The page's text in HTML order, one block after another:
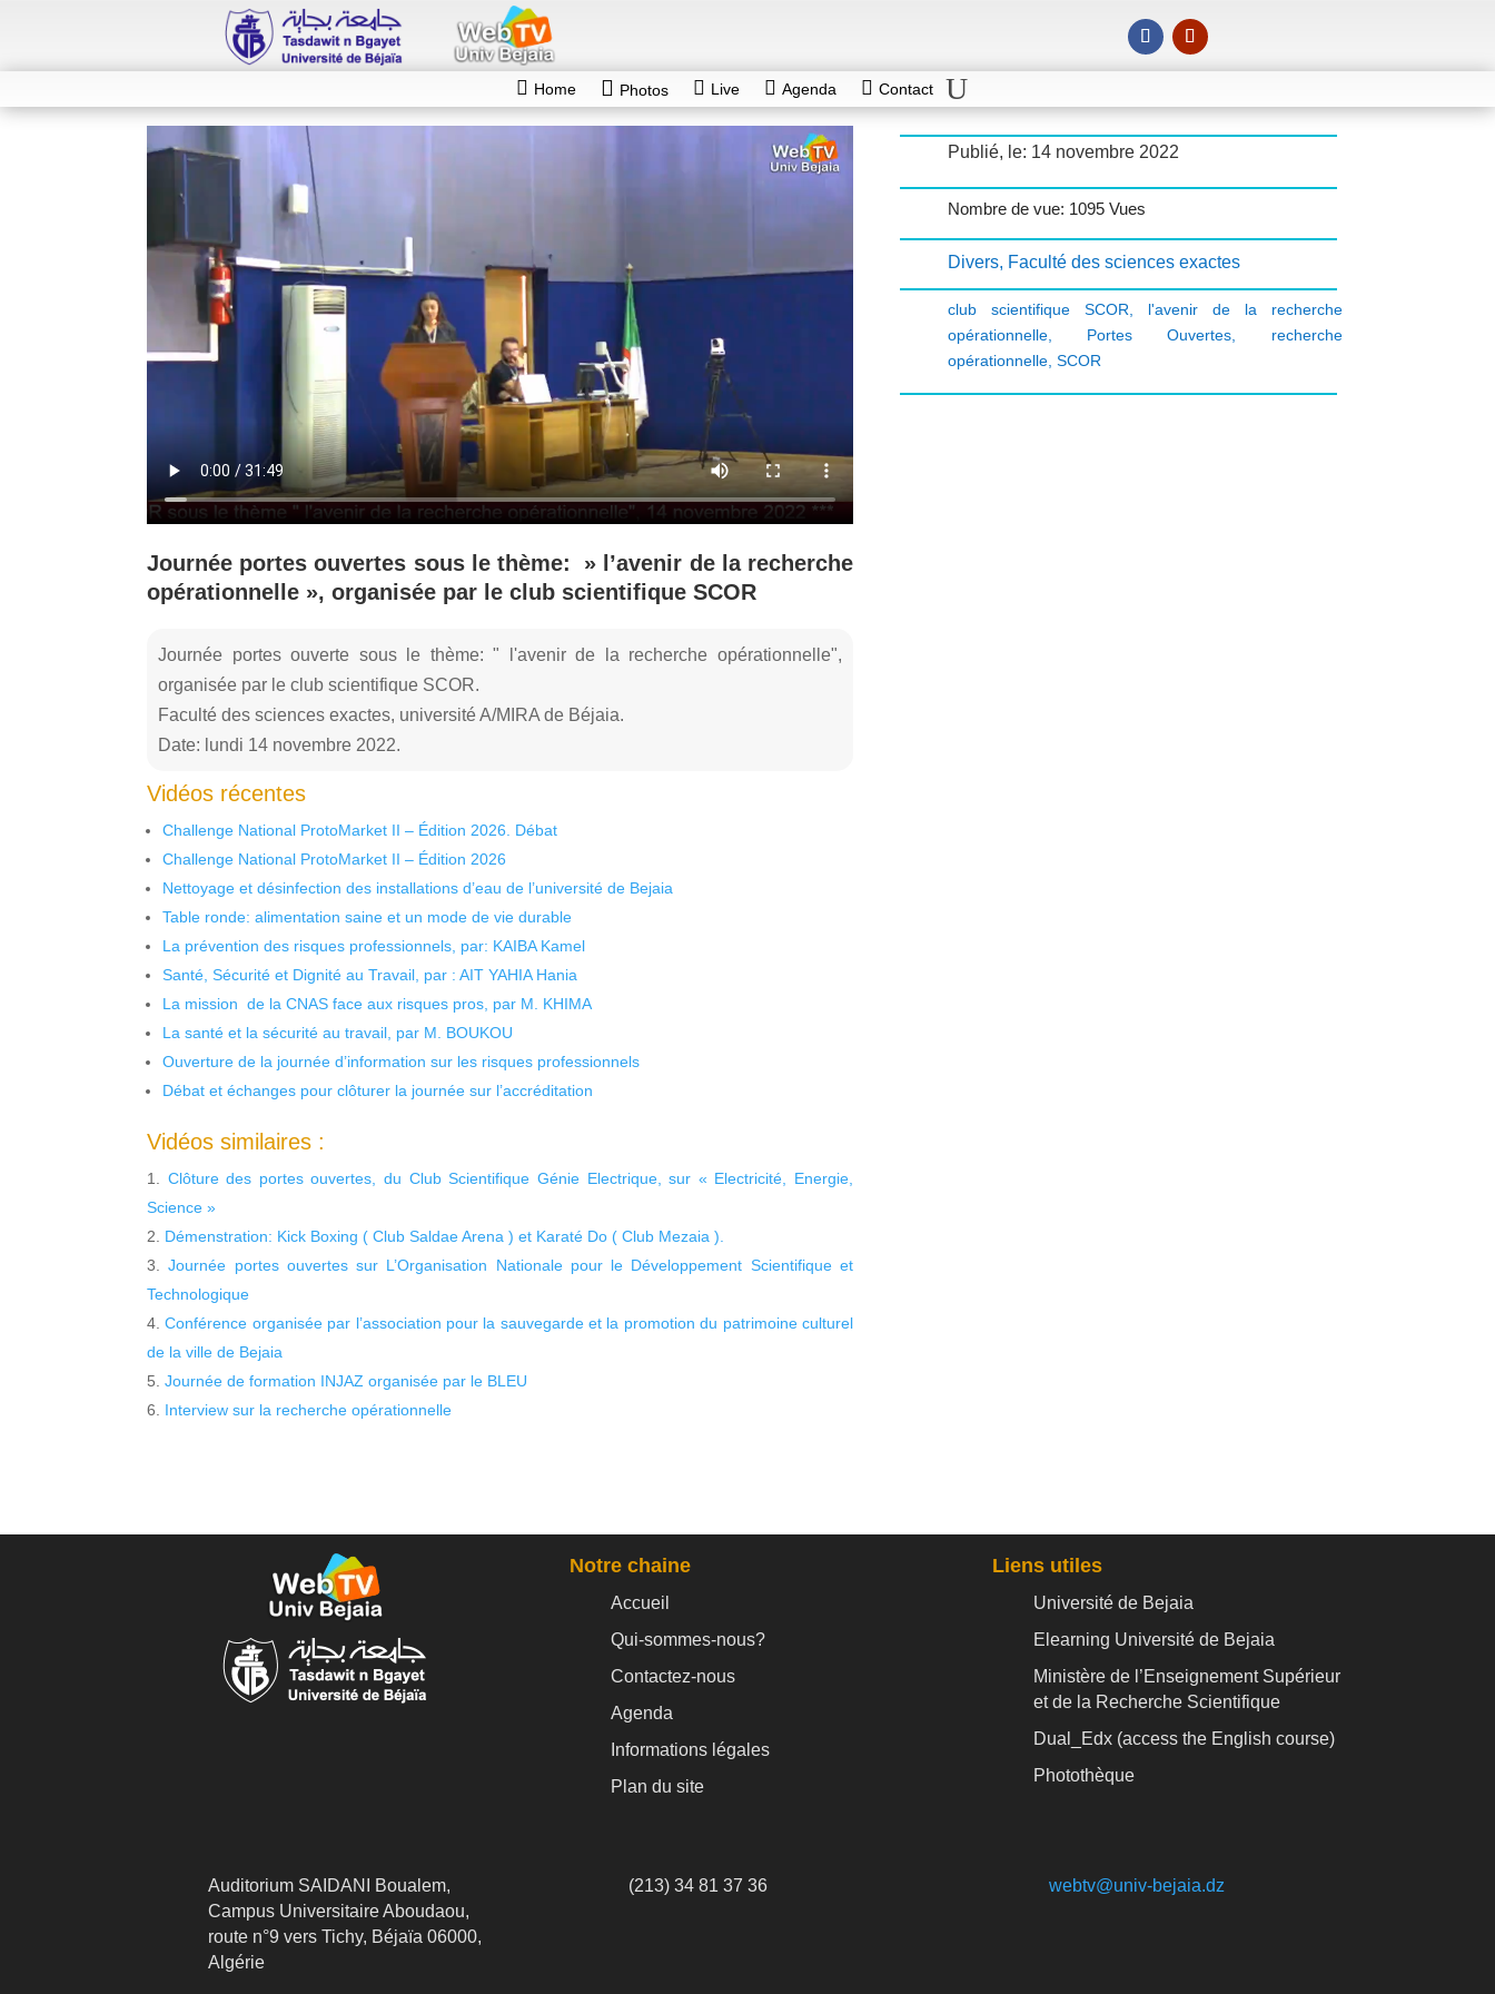
Home Photos Live Agenda Contact
Journée portes ouvertes sous le thème: » l’avenir de la recherche
opérationnelle », organisée par le club scientifique SCOR
Journée portes ouverte sous le thème: " l'avenir de la recherche opérationnelle",
organisée par le club scientifique SCOR.
Faculté des sciences exactes, université A/MIRA de Béjaia.
Date: lundi 14 novembre 2022.
Vidéos récentes
Challenge National ProtoMarket II – Édition 2026. Débat
Challenge National ProtoMarket II – Édition 2026
Nettoyage et désinfection des installations d’eau de l’université de Bejaia
Table ronde: alimentation saine et un mode de vie durable
La prévention des risques professionnels, par: KAIBA Kamel
Santé, Sécurité et Dignité au Travail, par : AIT YAHIA Hania
La mission de la CNAS face aux risques pros, par M. KHIMA
La santé et la sécurité au travail, par M. BOUKOU
Ouverture de la journée d’information sur les risques professionnels
Débat et échanges pour clôturer la journée sur l’accréditation
Vidéos similaires :
Clôture des portes ouvertes, du Club Scientifique Génie Electrique, sur « Electricité, Energie,
Science »
Démenstration: Kick Boxing ( Club Saldae Arena ) et Karaté Do ( Club Mezaia ).
Journée portes ouvertes sur L’Organisation Nationale pour le Développement Scientifique et
Technologique
Conférence organisée par l’association pour la sauvegarde et la promotion du patrimoine culturel
de la ville de Bejaia
Journée de formation INJAZ organisée par le BLEU
Interview sur la recherche opérationnelle
Publié, le: 14 novembre 2022
Nombre de vue: 1095 Vues
Divers, Faculté des sciences exactes
club scientifique SCOR, l'avenir de la recherche
opérationnelle, Portes Ouvertes, recherche
opérationnelle, SCOR
Notre chaine
Accueil
Qui-sommes-nous?
Contactez-nous
Agenda
Informations légales
Plan du site
Liens utiles
Université de Bejaia
Elearning Université de Bejaia
Ministère de l’Enseignement Supérieur
et de la Recherche Scientifique
Dual_Edx (access the English course)
Photothèque
Auditorium SAIDANI Boualem,
Campus Universitaire Aboudaou,
route n°9 vers Tichy, Béjaïa 06000,
Algérie
(213) 34 81 37 36 webtv@univ-bejaia.dz